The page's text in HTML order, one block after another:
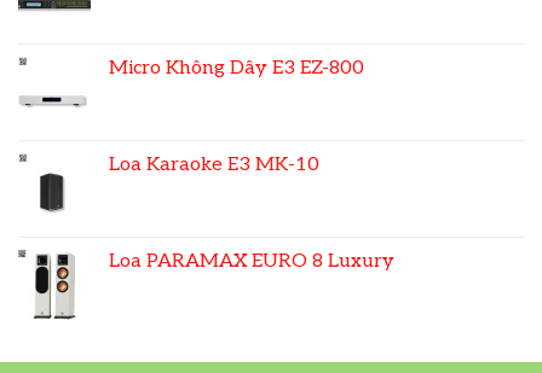
Micro Không Dây E3 EZ-800
Loa Karaoke E3 MK-10
Loa PARAMAX EURO 8 Luxury